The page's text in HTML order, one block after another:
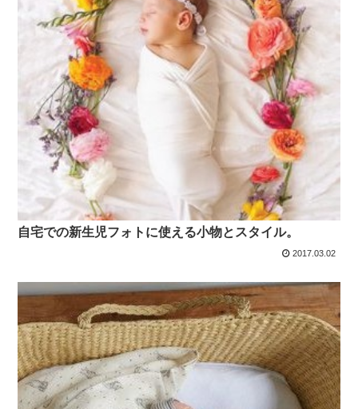
自宅での新生児フォトに使える小物とスタイル。
2017.03.02